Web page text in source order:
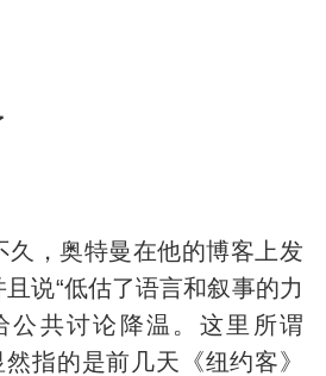
久，奥特曼在他的博客上发
说“低估了语言和叙事的力
公共讨论降温。这里所谓
指的是前几天《纽约客》